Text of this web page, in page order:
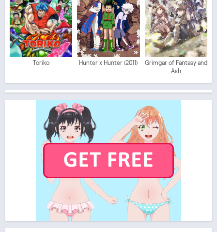
Toriko Hunter x Hunter (2011)
Grimgar of Fantasy and
Ash